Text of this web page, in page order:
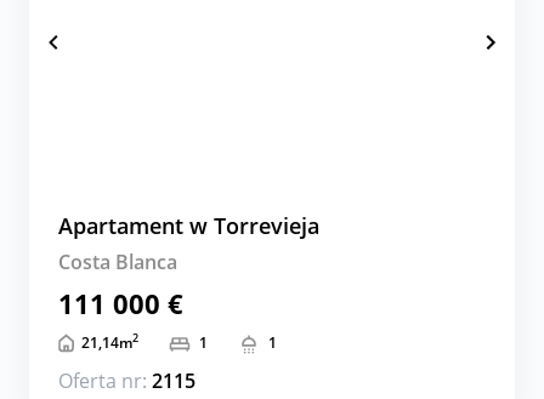
Apartament w Torrevieja
Costa Blanca
111 000 €
21,14m2 1 1
Oferta nr: 2115